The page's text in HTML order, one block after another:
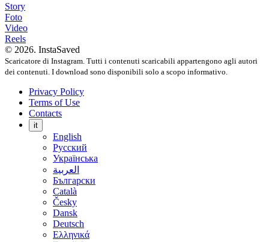
Story
Foto
Video
Reels
© 2026. InstaSaved
Scaricatore di Instagram. Tutti i contenuti scaricabili appartengono agli autori
dei contenuti. I download sono disponibili solo a scopo informativo.
Privacy Policy
Terms of Use
Contacts
it
English
Русский
Українська
العربية
Български
Català
Česky
Dansk
Deutsch
Ελληνικά